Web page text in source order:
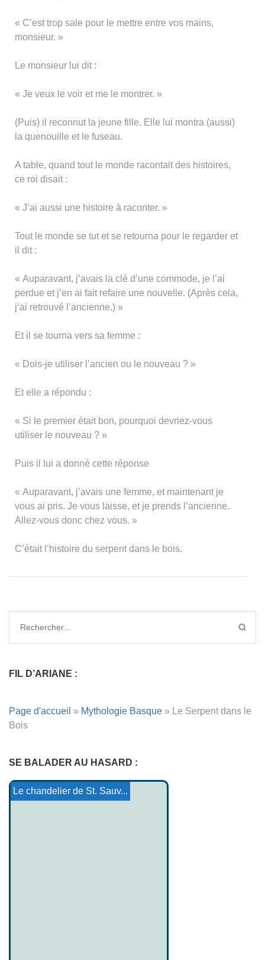
« C’est trop sale pour le mettre entre vos mains,
monsieur. »
Le monsieur lui dit :
« Je veux le voir et me le montrer. »
(Puis) il reconnut la jeune fille. Elle lui montra (aussi)
la quenouille et le fuseau.
A table, quand tout le monde racontait des histoires,
ce roi disait :
« J’ai aussi une histoire à raconter. »
Tout le monde se tut et se retourna pour le regarder et
il dit :
« Auparavant, j’avais la clé d’une commode, je l’ai
perdue et j’en ai fait refaire une nouvelle. (Après cela,
j’ai retrouvé l’ancienne.) »
Et il se tourna vers sa femme :
« Dois-je utiliser l’ancien ou le nouveau ? »
Et elle a répondu :
« Si le premier était bon, pourquoi devriez-vous
utiliser le nouveau ? »
Puis il lui a donné cette réponse
« Auparavant, j’avais une femme, et maintenant je
vous ai pris. Je vous laisse, et je prends l’ancienne.
Allez-vous donc chez vous. »
C’était l’histoire du serpent dans le bois.
FIL D’ARIANE :
Page d'accueil » Mythologie Basque » Le Serpent dans le
Bois
SE BALADER AU HASARD :
Hinaraure’a et la cheni...
Mythologie et Culte de Di...
Llywarch Hen
Mythologie Tahitienne - A...
Contes Yoruba 5
Marie de France : Laüsti...
Le chandelier de St. Sauv...